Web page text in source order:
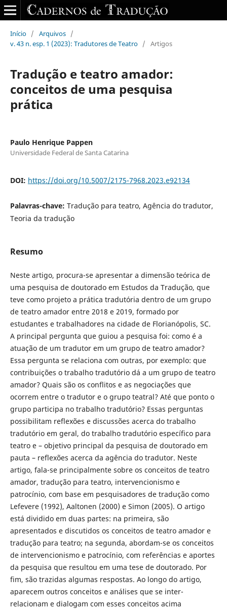
Início / Arquivos /
v. 43 n. esp. 1 (2023): Tradutores de Teatro / Artigos
Tradução e teatro amador:
conceitos de uma pesquisa
prática
Paulo Henrique Pappen
Universidade Federal de Santa Catarina
DOI: https://doi.org/10.5007/2175-7968.2023.e92134
Palavras-chave: Tradução para teatro, Agência do tradutor,
Teoria da tradução
Resumo
Neste artigo, procura-se apresentar a dimensão teórica de
uma pesquisa de doutorado em Estudos da Tradução, que
teve como projeto a prática tradutória dentro de um grupo
de teatro amador entre 2018 e 2019, formado por
estudantes e trabalhadores na cidade de Florianópolis, SC.
A principal pergunta que guiou a pesquisa foi: como é a
atuação de um tradutor em um grupo de teatro amador?
Essa pergunta se relaciona com outras, por exemplo: que
contribuições o trabalho tradutório dá a um grupo de teatro
amador? Quais são os conflitos e as negociações que
ocorrem entre o tradutor e o grupo teatral? Até que ponto o
grupo participa no trabalho tradutório? Essas perguntas
possibilitam reflexões e discussões acerca do trabalho
tradutório em geral, do trabalho tradutório específico para
teatro e – objetivo principal da pesquisa de doutorado em
pauta – reflexões acerca da agência do tradutor. Neste
artigo, fala-se principalmente sobre os conceitos de teatro
amador, tradução para teatro, intervencionismo e
patrocínio, com base em pesquisadores de tradução como
Lefevere (1992), Aaltonen (2000) e Simon (2005). O artigo
está dividido em duas partes: na primeira, são
apresentados e discutidos os conceitos de teatro amador e
tradução para teatro; na segunda, abordam-se os conceitos
de intervencionismo e patrocínio, com referências e aportes
da pesquisa que resultou em uma tese de doutorado. Por
fim, são trazidas algumas respostas. Ao longo do artigo,
aparecem outros conceitos e análises que se inter-
relacionam e dialogam com esses conceitos acima